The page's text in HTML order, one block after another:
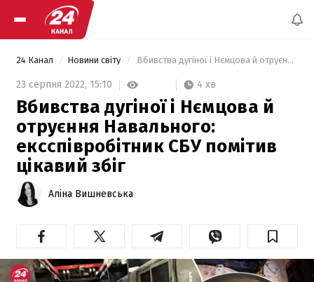
24 Канал Новини світу Вбивства дугіної і Нємцова й отруєння Навального: ексспівробітник СБУ помітив цікавий збіг
23 серпня 2022, 15:10 4 хв
Вбивства дугіної і Нємцова й
отруєння Навального:
ексспівробітник СБУ помітив
цікавий збіг
Аліна Вишневська